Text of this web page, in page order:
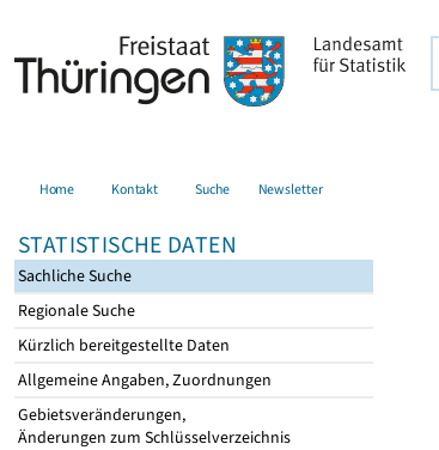
Home Kontakt Suche Newsletter
STATISTISCHE DATEN
Sachliche Suche
Regionale Suche
Kürzlich bereitgestellte Daten
Allgemeine Angaben, Zuordnungen
Gebietsveränderungen,
Änderungen zum Schlüsselverzeichnis